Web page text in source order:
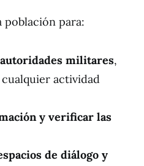
población para:
militares,
actividad
y verificar las
de diálogo y